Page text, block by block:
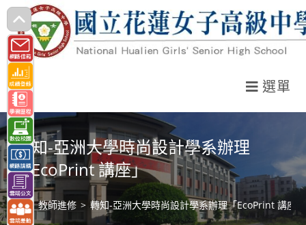
跳
轉
至
主
要
內
容
選單
轉知-亞洲大學時尚設計學系辦理
「EcoPrint 講座」
> 教師進修 > 轉知-亞洲大學時尚設計學系辦理「EcoPrint 講座」